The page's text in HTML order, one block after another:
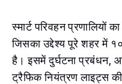
स्मार्ट परिवहन प्रणालियों
जिसका उद्देश्य पूरे शहर में
है। इसमें दुर्घटना प्रबंधन,
ट्रैफिक नियंत्रण लाइट्स की